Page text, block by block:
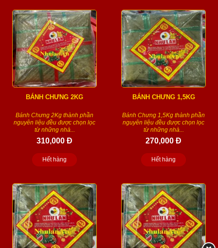
BÁNH CHƯNG 2KG
Bánh Chưng 2Kg thành phần
nguyên liệu đều được chọn lọc
từ những nhà...
310,000 Đ
Hết hàng
BÁNH CHƯNG 1,5KG
Bánh Chưng 1,5Kg thành phần
nguyên liệu đều được chọn lọc
từ những nhà...
270,000 Đ
Hết hàng